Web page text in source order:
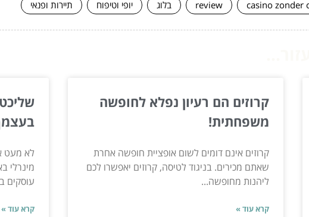
casino zonder
review בלוג יופי וטיפוח תיירות ופנאי
קרוזים הם רעיון נפלא לחופשה
משפחתית!
קרוזים אינם דומים לשום אופציית חופשה אחרת
שאתם מכירים. בניגוד לטיסה, קרוזים יאפשרו לכם
ליהנות מחופשה...
קרא עוד »
לא מעט
מינרלי
עוסקים
קרא עוד »